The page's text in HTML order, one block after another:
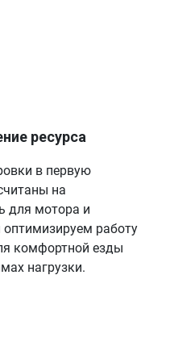
ресурса
в первую
на
для мотора и
работу
комфортной езды
нагрузки.